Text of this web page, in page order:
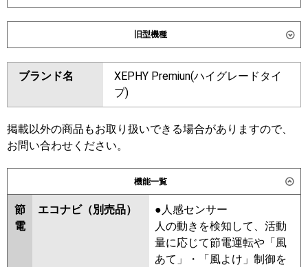
ダイキン SSRG56DV SSRG56DNV
東芝
GWXA05613JXU
GWXA05613JMUB
PLZ-ZRMP56SL6
ZRMP56SLF6
日立 RCID-GP56RGHJ8
三菱重工
FDTWZ566HK6S-rak
FDTWZ566HK6S
パナソニック PA-P56L7SGNC PA-P56L7SGC
旧型機種
ダイキン SSRG56CV SSRG56CNV
SSRG56BYNV SSRG56BYV
SSRG56BJV
SSRG56BFV SSRG56BFNV
SSRG56BCV SSRG56BCNV
RWXA05633JMU
RWXA05633JXU
三菱電機 PLZ-ZRMP56SLF5
ZRMP56SL5 PLZ-ZRMP56SL4
PLZ-ZRMP56SLF4 PLZ-
ブランド名
XEPHY Premiun(ハイグレードタイ
プ)
掲載以外の商品もお取り扱いできる場合がありますので、
お問い合わせください。
機能一覧
節
電
エコナビ（別売品）
●人感センサー
人の動きを検知して、活動
量に応じて節電運転や「風
あて」・「風よけ」制御を